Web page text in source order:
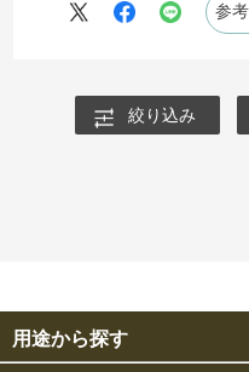
参
絞り込み
用途から探す